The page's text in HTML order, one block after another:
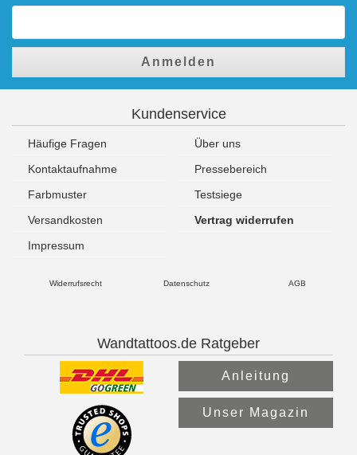
Anmelden
Kundenservice
Häufige Fragen
Über uns
Kontaktaufnahme
Pressebereich
Farbmuster
Testsiege
Versandkosten
Vertrag widerrufen
Impressum
Widerrufsrecht Datenschutz AGB
Wandtattoos.de Ratgeber
Anleitung
Unser Magazin